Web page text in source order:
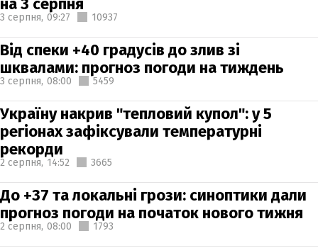
3 серпня, 09:27 10937
Від спеки +40 градусів до злив зі
шквалами: прогноз погоди на тиждень
3 серпня, 08:00 5459
Україну накрив "тепловий купол": у 5
регіонах зафіксували температурні
рекорди
2 серпня, 14:52 3665
До +37 та локальні грози: синоптики дали
прогноз погоди на початок нового тижня
2 серпня, 08:00 1793